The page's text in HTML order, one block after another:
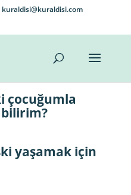
kuraldisi@kuraldisi.com
çocuğumla
yaşamak için